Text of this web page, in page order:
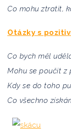
Co mohu ztratit,
Otázky s
Co bych měl
Mohu se poučit z
Kdy se do toho
Co všechno